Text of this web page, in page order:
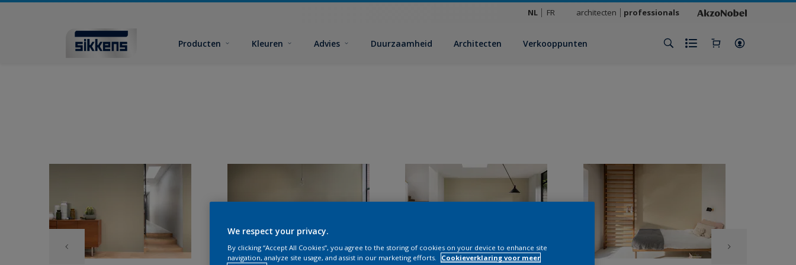
NL FR architecten professionals
Producten Kleuren Advies Duurzaamheid Architecten Verkooppunten
We respect your privacy.
By clicking “Accept All Cookies”, you agree to the storing of cookies on your device to enhance site
navigation, analyze site usage, and assist in our marketing efforts.
Cookieverklaring voor meer